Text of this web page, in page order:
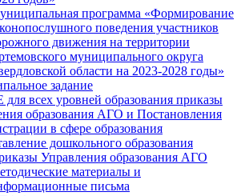
программа «Формирование
поведения участников
движения на территории
муниципального округа
области на 2023-2028 годы»
задание
всех уровней образования приказы
образования АГО и Постановления
в сфере образования
дошкольного образования
Управления образования АГО
материалы и
письма